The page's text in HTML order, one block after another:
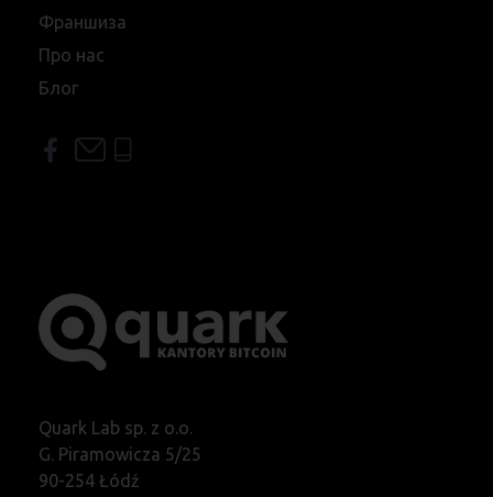
Франшиза
Про нас
Блог
Quark Lab sp. z o.o.
G. Piramowicza 5/25
90-254 Łódź